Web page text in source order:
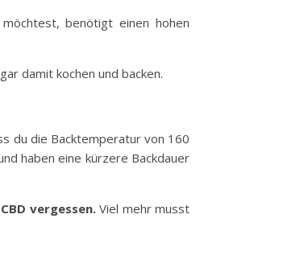
benötigt einen hohen
damit kochen und backen.
du die Backtemperatur von 160
haben eine kürzere Backdauer
vergessen.Viel mehr musst